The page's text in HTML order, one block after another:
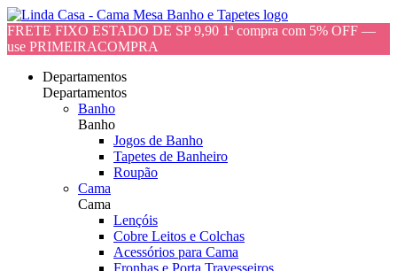
FRETE FIXO ESTADO DE SP 9,90 1ª compra com 5% OFF —
use PRIMEIRACOMPRA
Departamentos
Departamentos
Banho
Banho
Jogos de Banho
Tapetes de Banheiro
Roupão
Cama
Cama
Lençóis
Cobre Leitos e Colchas
Acessórios para Cama
Fronhas e Porta Travesseiros